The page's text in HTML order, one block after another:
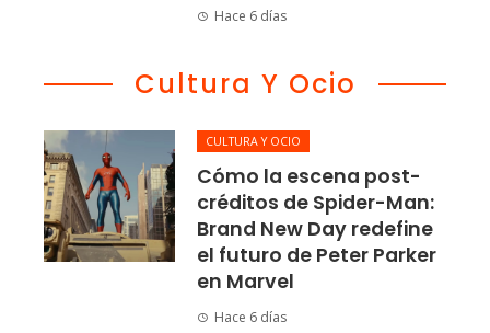
Hace 6 días
Cultura Y Ocio
CULTURA Y OCIO
Cómo la escena post-
créditos de Spider-Man:
Brand New Day redefine
el futuro de Peter Parker
en Marvel
Hace 6 días